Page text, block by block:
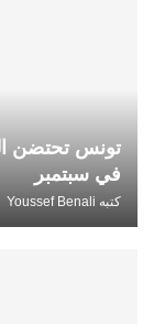
تونس تحتضن
في سبتمبر
كتبه Youssef Benali